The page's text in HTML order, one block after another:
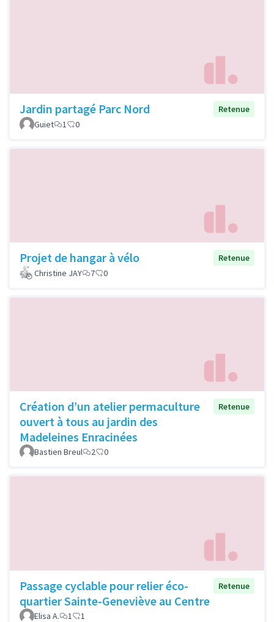
Jardin partagé Parc Nord
Retenue
Guiet
1 0
Projet de hangar à vélo
Retenue
Christine JAY
7 0
Création d’un atelier permaculture
ouvert à tous au jardin des
Madeleines Enracinées
Retenue
Bastien Breul 2 0
Passage cyclable pour relier éco-
quartier Sainte-Geneviève au Centre
Retenue
Elisa A. 1 1